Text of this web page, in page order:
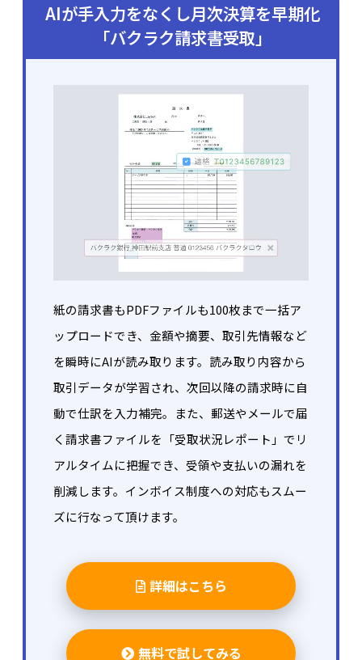
AIが手入力をなくし月次決算を早期化
「バクラク請求書受取」
紙の請求書もPDFファイルも100枚まで一括ア
ップロードでき、金額や摘要、取引先情報など
を瞬時にAIが読み取ります。読み取り内容から
取引データが学習され、次回以降の請求時に自
動で仕訳を入力補完。また、郵送やメールで届
く請求書ファイルを「受取状況レポート」でリ
アルタイムに把握でき、受領や支払いの漏れを
削減します。インボイス制度への対応もスムー
ズに行なって頂けます。
詳細はこちら
無料で試してみる